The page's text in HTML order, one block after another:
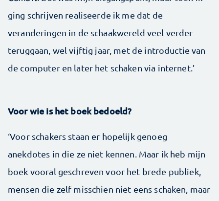
ging schrijven realiseerde ik me dat de
veranderingen in de schaakwereld veel verder
teruggaan, wel vijftig jaar, met de introductie van
de computer en later het schaken via internet.’
Voor wie is het boek bedoeld?
‘Voor schakers staan er hopelijk genoeg
anekdotes in die ze niet kennen. Maar ik heb mijn
boek vooral geschreven voor het brede publiek,
mensen die zelf misschien niet eens schaken, maar